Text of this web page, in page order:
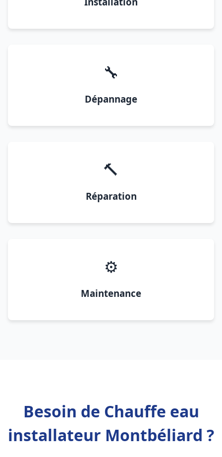
🔧
Dépannage
🔨
Réparation
⚙️
Maintenance
Besoin de Chauffe eau
installateur Montbéliard ?